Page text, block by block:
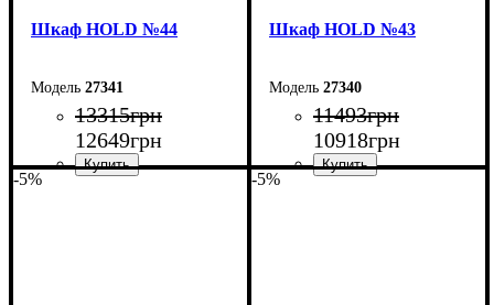
Шкаф НOLD №44
27341
13315грн
12649грн
Шкаф НOLD №43
27340
11493грн
10918грн
-5% -5%